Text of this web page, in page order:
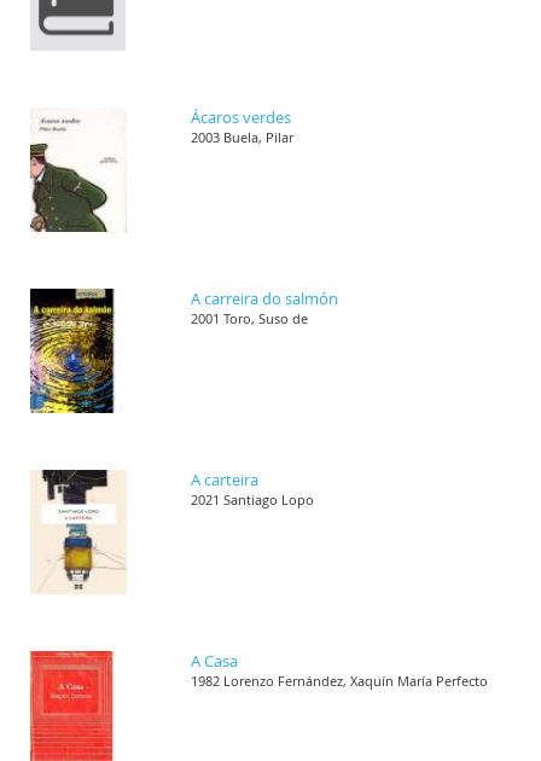
Ácaros verdes
2003 Buela, Pilar
A carreira do salmón
2001 Toro, Suso de
A carteira
2021 Santiago Lopo
A Casa
1982 Lorenzo Fernández, Xaquín María Perfecto